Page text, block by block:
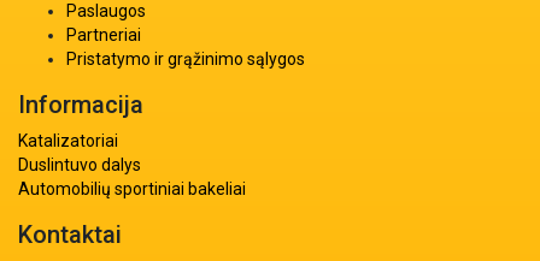
Paslaugos
Partneriai
Pristatymo ir grąžinimo sąlygos
Informacija
Katalizatoriai
Duslintuvo dalys
Automobilių sportiniai bakeliai
Kontaktai